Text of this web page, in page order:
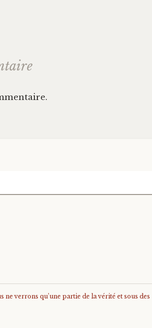
verrons qu’une partie de la vérité et sous des